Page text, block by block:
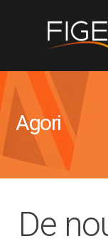
Agori
De